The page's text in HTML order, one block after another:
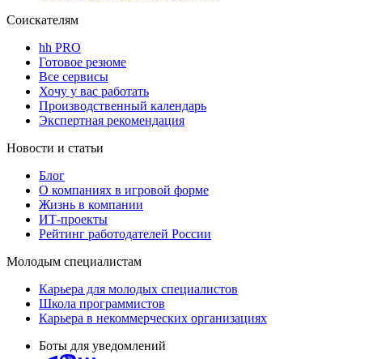
Соискателям
hh PRO
Готовое резюме
Все сервисы
Хочу у вас работать
Производственный календарь
Экспертная рекомендация
Новости и статьи
Блог
О компаниях в игровой форме
Жизнь в компании
ИТ-проекты
Рейтинг работодателей России
Молодым специалистам
Карьера для молодых специалистов
Школа программистов
Карьера в некоммерческих организациях
Боты для уведомлений